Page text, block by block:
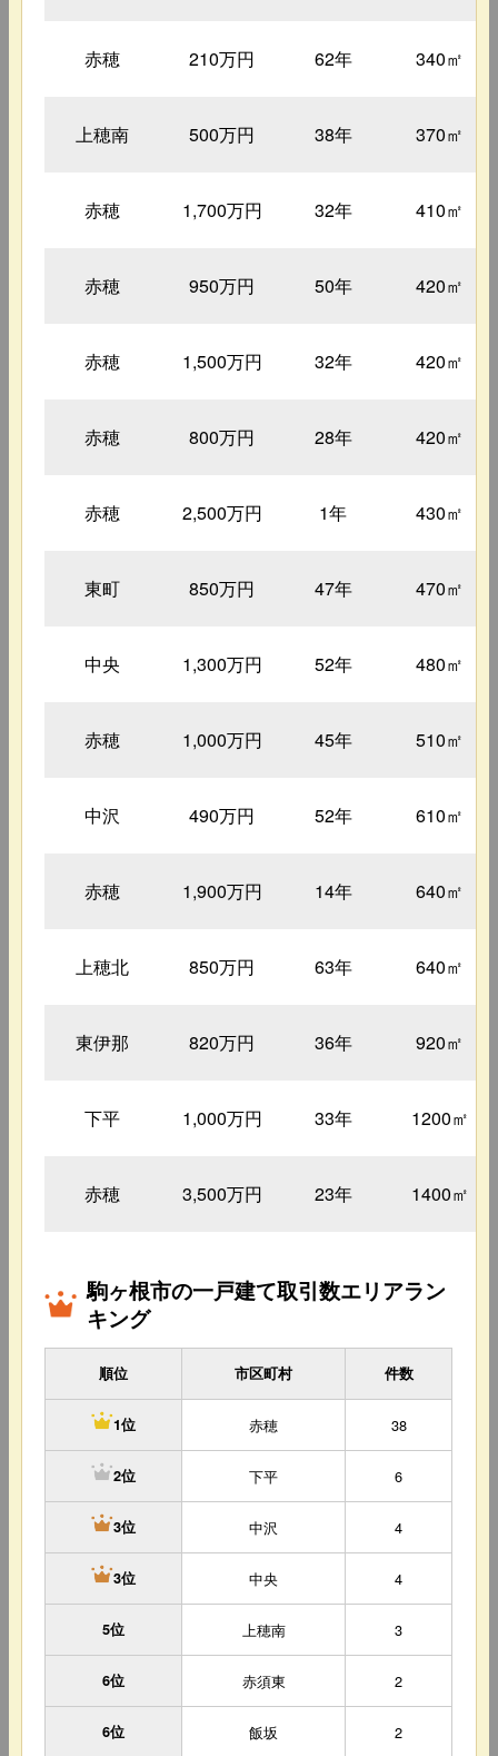
赤穂 210万円 62年 340㎡
上穂南 500万円 38年 370㎡
赤穂 1,700万円 32年 410㎡
赤穂 950万円 50年 420㎡
赤穂 1,500万円 32年 420㎡
赤穂 800万円 28年 420㎡
赤穂 2,500万円 1年 430㎡
東町 850万円 47年 470㎡
中央 1,300万円 52年 480㎡
赤穂 1,000万円 45年 510㎡
中沢 490万円 52年 610㎡
赤穂 1,900万円 14年 640㎡
上穂北 850万円 63年 640㎡
東伊那 820万円 36年 920㎡
下平 1,000万円 33年 1200㎡
赤穂 3,500万円 23年 1400㎡
駒ヶ根市の一戸建て取引数エリアラン
キング
順位 市区町村 件数
1位 赤穂 38
2位 下平 6
3位 中沢 4
3位 中央 4
5位 上穂南 3
6位 赤須東 2
6位 飯坂 2